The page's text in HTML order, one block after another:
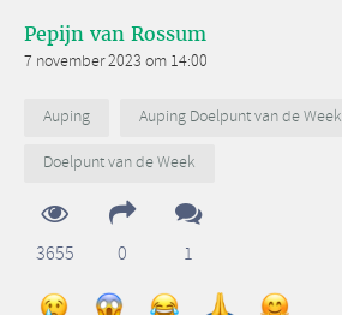
Pepijn van Rossum
7 november 2023 om 14:00
Auping Auping Doelpunt van de Week
Doelpunt van de Week
3655 0 1